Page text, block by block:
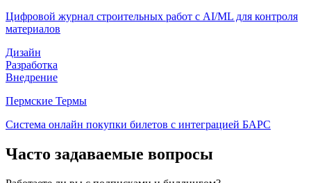
Цифровой журнал строительных работ с AI/ML для контроля
материалов
Дизайн
Разработка
Внедрение
Пермские Термы
Система онлайн покупки билетов с интеграцией БАРС
Часто задаваемые вопросы